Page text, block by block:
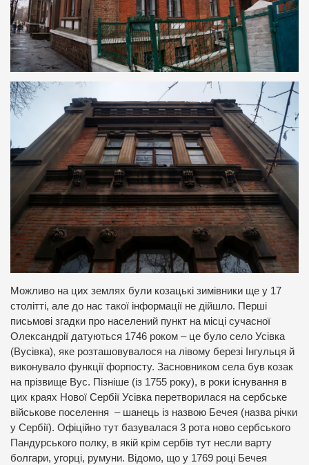
Можливо на цих землях були козацькі зимівники ще у 17
столітті, але до нас такої інформації не дійшло. Перші
письмові згадки про населений пункт на місці сучасної
Олександрії датуються 1746 роком – це було село Усівка
(Вусівка), яке розташовувалося на лівому березі Інгульця й
виконувало функції форпосту. Засновником села був козак
на прізвище Вус. Пізніше (із 1755 року), в роки існування в
цих краях Нової Сербії Усівка перетворилася на сербське
військове поселення – шанець із назвою Бечея (назва річки
у Сербії). Офіційно тут базувалася 3 рота ново сербського
Пандурського полку, в якій крім сербів тут несли варту
болгари, угорці, румуни. Відомо, що у 1769 році Бечея